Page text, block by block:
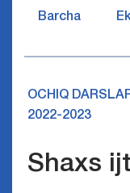
Barcha
OCHIQ
2022-2023
Shaxs